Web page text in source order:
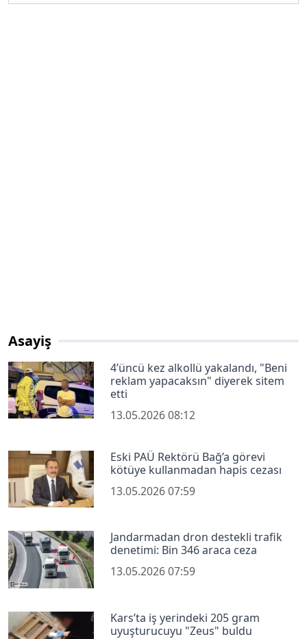
Asayiş
4’üncü kez alkollü yakalandı, "Beni
reklam yapacaksın" diyerek sitem
etti
13.05.2026 08:12
Eski PAÜ Rektörü Bağ’a görevi
kötüye kullanmadan hapis cezası
13.05.2026 07:59
Jandarmadan dron destekli trafik
denetimi: Bin 346 araca ceza
13.05.2026 07:59
Kars’ta iş yerindeki 205 gram
uyuşturucuyu "Zeus" buldu